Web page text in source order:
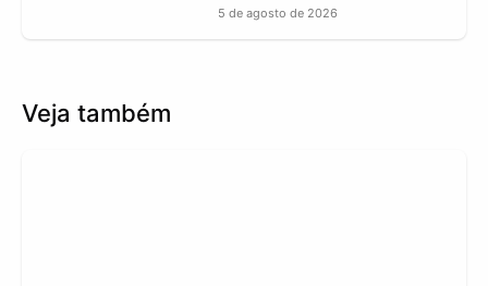
5 de agosto de 2026
Veja também